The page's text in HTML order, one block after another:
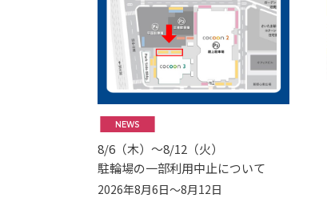
NEWS
8/6（木）～8/12（火）
駐輪場の一部利用中止について
2026年8月6日～8月12日